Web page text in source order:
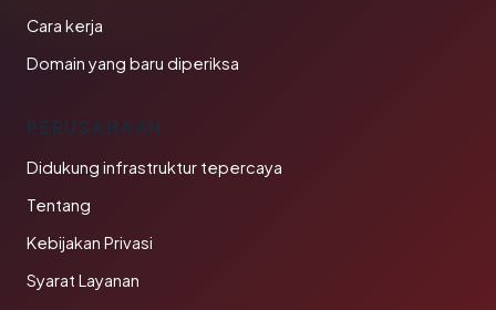
Cara kerja
Domain yang baru diperiksa
PERUSAHAAN
Didukung infrastruktur tepercaya
Tentang
Kebijakan Privasi
Syarat Layanan